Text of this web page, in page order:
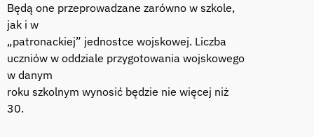
Będą one przeprowadzane zarówno w szkole,
jak i w
„patronackiej” jednostce wojskowej. Liczba
uczniów w oddziale przygotowania wojskowego
w danym
roku szkolnym wynosić będzie nie więcej niż
30.